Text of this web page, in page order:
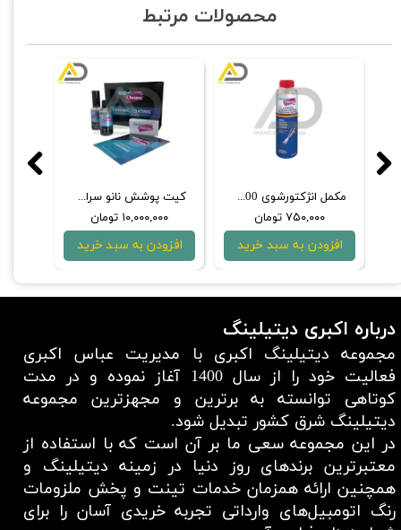
محصولات مرتبط
کیت پوشش نانو سرامیک بدنه خودرو 50 میلی‌لیتری کوییک کلین
۱۰,۰۰۰,۰۰۰ تومان
افزودن به سبد خرید
مکمل انژکتورشوی 300 میلی‌لیتری کوییک کلین
۷۵۰,۰۰۰ تومان
افزودن به سبد خرید
درباره اکبری دیتیلینگ
مجموعه دیتیلینگ اکبری با مدیریت عباس اکبری
فعالیت خود را از سال 1400 آغاز نموده و در مدت
کوتاهی توانسته به برترین و مجهزترین مجموعه
دیتیلینگ شرق کشور تبدیل شود.
در این مجموعه سعی ما بر آن است که با استفاده از
معتبر‌ترین برند‌های روز دنیا در زمینه دیتیلینگ و
همچنین ارائه همزمان خدمات تینت و پخش ملزومات
رنگ اتومبیل‌های وارداتی تجربه خریدی آسان را برای